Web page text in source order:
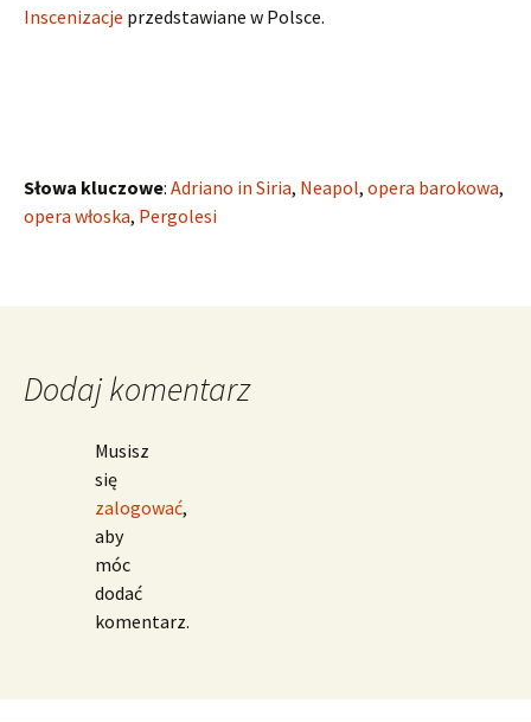
Inscenizacje przedstawiane w Polsce.
Słowa kluczowe: Adriano in Siria, Neapol, opera barokowa,
opera włoska, Pergolesi
Dodaj komentarz
Musisz
się
zalogować,
aby
móc
dodać
komentarz.